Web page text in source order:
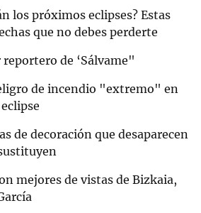
los próximos eclipses? Estas
que no debes perderte
reportero de ‘Sálvame"
de incendio "extremo" en
de decoración que desaparecen
mejores de vistas de Bizkaia,